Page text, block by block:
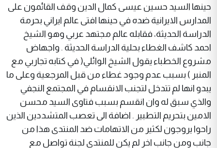
حينها السيد حسين عيسى كمال الدين وقف القائمون على
المدارس الايرانية ضده في حينها افتى عالم ايراني بحرمة
الدراسة الحديثة، فقابله عالم مجتهد عربي وهو الشيخ
احمد كاشف الغطاء بحلية الدراسة الحديثة . واجهاض
مشروع الخطباء يقول الشيخ الوائلي( في كتابه تجاربي مع
المنبر ) بسبب عدم وجود غطاء من قبل المرجعية وعلى ما
يبدو انها لم تتدخل لتجنب الانقسام في المجتمع النجفي
والذي سبق له وان انقسم بسبب فتاوى السيد محسن
الامين بتحريم التطبير . اضافة الى تعصب المتشددين الذين
راحوا يروجون لكثير من الاتهامات ضد المنتدى هذا من
جانب ومن جانب اخر لم يكن للمنتدى لجنة تواصل مع